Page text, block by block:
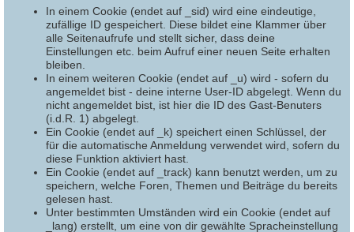
In einem Cookie (endet auf _sid) wird eine eindeutige,
zufällige ID gespeichert. Diese bildet eine Klammer über
alle Seitenaufrufe und stellt sicher, dass deine
Einstellungen etc. beim Aufruf einer neuen Seite erhalten
bleiben.
In einem weiteren Cookie (endet auf _u) wird - sofern du
angemeldet bist - deine interne User-ID abgelegt. Wenn du
nicht angemeldet bist, ist hier die ID des Gast-Benuters
(i.d.R. 1) abgelegt.
Ein Cookie (endet auf _k) speichert einen Schlüssel, der
für die automatische Anmeldung verwendet wird, sofern du
diese Funktion aktiviert hast.
Ein Cookie (endet auf _track) kann benutzt werden, um zu
speichern, welche Foren, Themen und Beiträge du bereits
gelesen hast.
Unter bestimmten Umständen wird ein Cookie (endet auf
_lang) erstellt, um eine von dir gewählte Spracheinstellung